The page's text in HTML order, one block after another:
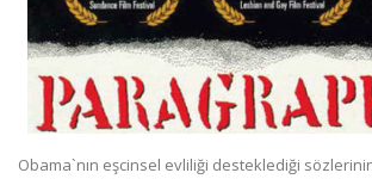
Obama`nın eşcinsel evliliği desteklediği